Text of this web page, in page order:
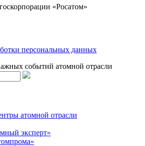
«Росатом»
персональных данных
событий атомной отрасли
атомной отрасли
эксперт»